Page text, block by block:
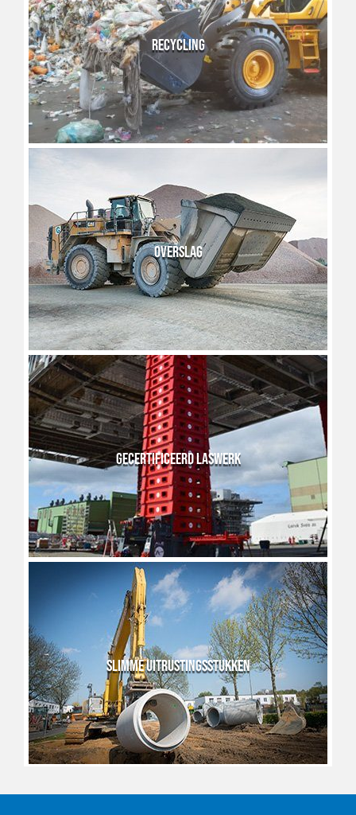
RECYCLING
OVERSLAG
GECERTIFICEERD LASWERK
SLIMME UITRUSTINGSSTUKKEN